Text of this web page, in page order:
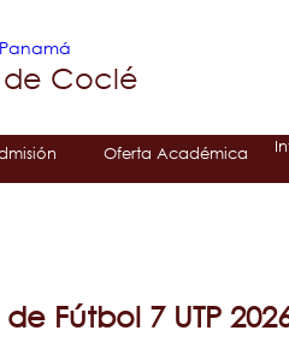
Coclé
Oferta Académica
Fútbol 7 UTP